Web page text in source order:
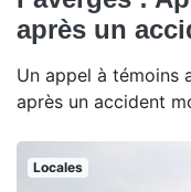
après un
Un appel à témoins
après un accident
Locales